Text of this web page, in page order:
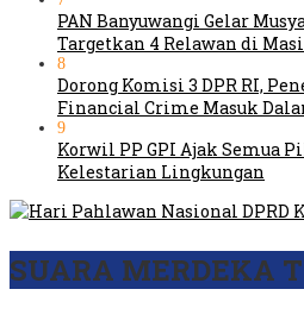
PAN Banyuwangi Gelar
Targetkan 4 Relawan di
8
Dorong Komisi 3 DPR RI,
Financial Crime Masuk
9
Korwil PP GPI Ajak Semua
Kelestarian Lingkungan
SUARA MERDEKA